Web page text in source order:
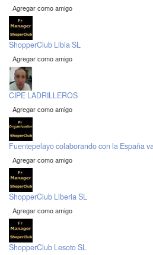
Agregar como amigo
ShopperClub Libia SL
Agregar como amigo
CIPE LADRILLEROS
Agregar como amigo
Fuentepelayo colaborando con la España
Agregar como amigo
ShopperClub Liberia SL
Agregar como amigo
ShopperClub Lesoto SL